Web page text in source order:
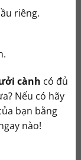
riêng.
cành có đủ
Nếu có hãy
bạn bằng
nào!